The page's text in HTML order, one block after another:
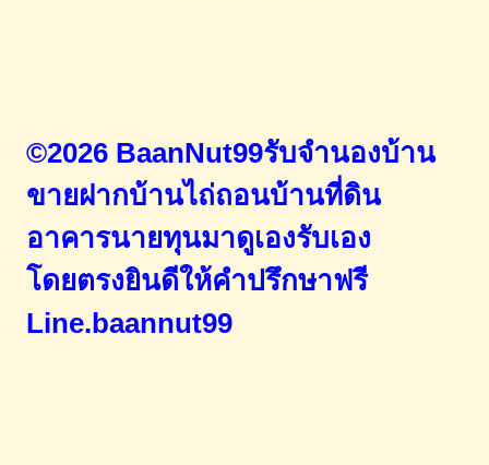
©2026 BaanNut99รับจำนองบ้าน
ขายฝากบ้านไถ่ถอนบ้านที่ดิน
อาคารนายทุนมาดูเองรับเอง
โดยตรงยินดีให้คำปรึกษาฟรี
Line.baannut99